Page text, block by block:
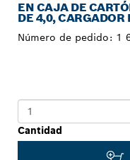
EN CAJA DE
DE 4,0, CARGADOR
Número de pedido: 1
Cantidad